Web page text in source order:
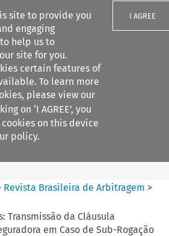
site to provide you
engaging
help us to
site for you.
certain features of
To learn more
please view our
on ‘I AGREE’, you
on this device
policy.
I AGREE
filters
Search content
Revista Brasileira de Arbitragem >
Transmissão da Cláusula
em Caso de Sub-Rogação